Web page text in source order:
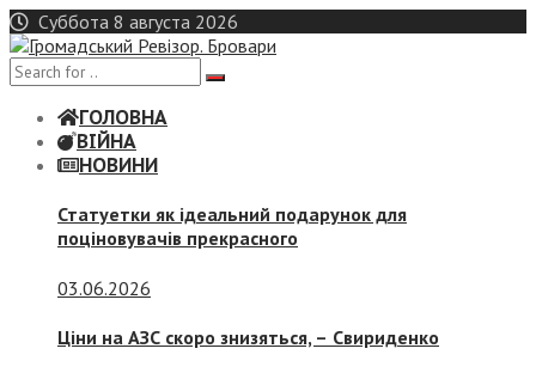
Skip
to
content
Суббота 8 августа 2026
ГОЛОВНА
ВІЙНА
НОВИНИ
Статуетки як ідеальний подарунок для
поціновувачів прекрасного
03.06.2026
Ціни на АЗС скоро знизяться, – Свириденко